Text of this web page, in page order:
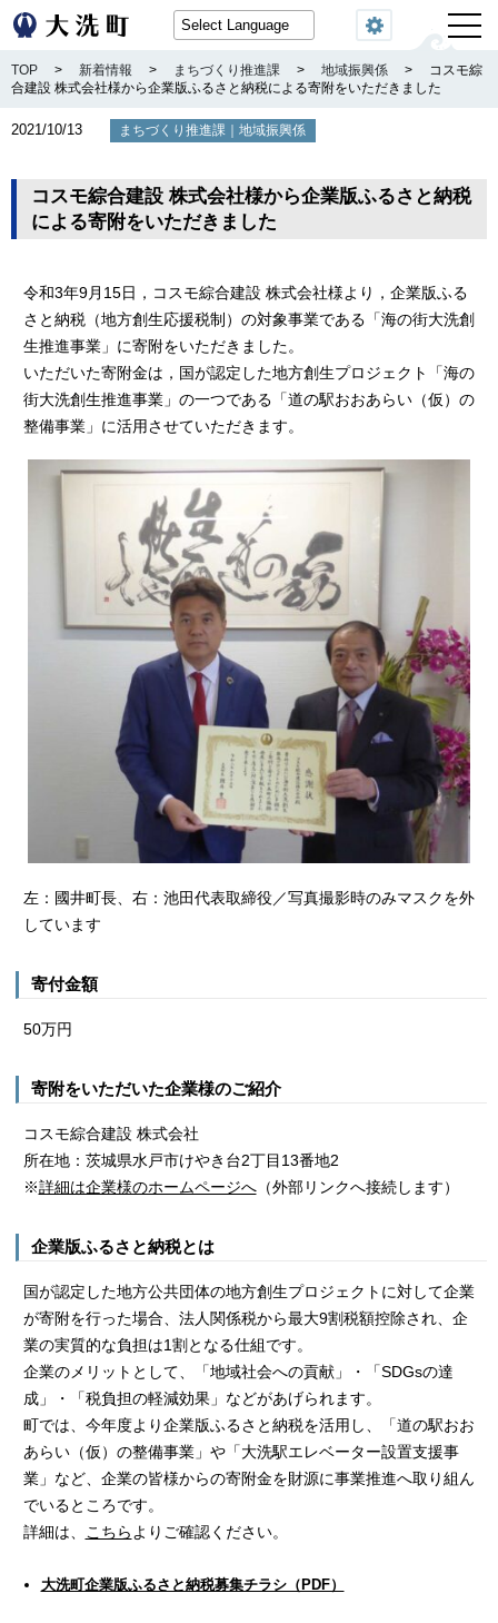
閲覧機能
TOP > 新着情報 > まちづくり推進課 > 地域振興係 >
コスモ綜
合建設 株式会社様から企業版ふるさと納税による寄附をいただきました
2021/10/13 まちづくり推進課 ｜地域振興係
コスモ綜合建設 株式会社様から企業版ふるさと納税
による寄附をいただきました
令和3年9月15日，コスモ綜合建設 株式会社様より，企業版ふる
さと納税（地方創生応援税制）の対象事業である「海の街大洗創
生推進事業」に寄附をいただきました。
いただいた寄附金は，国が認定した地方創生プロジェクト「海の
街大洗創生推進事業」の一つである「道の駅おおあらい（仮）の
整備事業」に活用させていただきます。
左：國井町長、右：池田代表取締役／写真撮影時のみマスクを外
しています
寄付金額
50万円
寄附をいただいた企業様のご紹介
コスモ綜合建設 株式会社
所在地：茨城県水戸市けやき台2丁目13番地2
※詳細は企業様のホームページへ（外部リンクへ接続します）
企業版ふるさと納税とは
国が認定した地方公共団体の地方創生プロジェクトに対して企業
が寄附を行った場合、法人関係税から最大9割税額控除され、企
業の実質的な負担は1割となる仕組です。
企業のメリットとして、「地域社会への貢献」・「SDGsの達
成」・「税負担の軽減効果」などがあげられます。
町では、今年度より企業版ふるさと納税を活用し、「道の駅おお
あらい（仮）の整備事業」や「大洗駅エレベーター設置支援事
業」など、企業の皆様からの寄附金を財源に事業推進へ取り組ん
でいるところです。
詳細は、
こちら よりご確認ください。
大洗町企業版ふるさと納税募集チラシ（PDF）